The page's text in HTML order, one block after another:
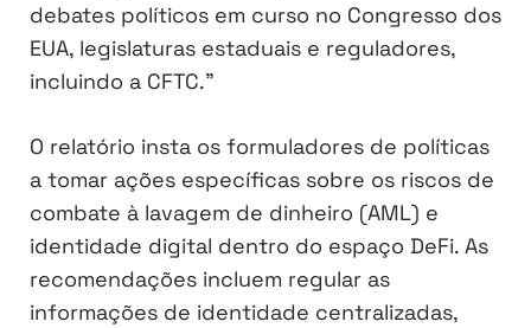
debates políticos em curso no Congresso dos
EUA, legislaturas estaduais e reguladores,
incluindo a CFTC.”
O relatório insta os formuladores de políticas
a tomar ações específicas sobre os riscos de
combate à lavagem de dinheiro (AML) e
identidade digital dentro do espaço DeFi. As
recomendações incluem regular as
informações de identidade centralizadas,